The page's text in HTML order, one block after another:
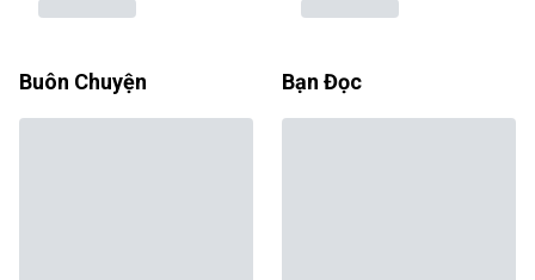
Buôn Chuyện Bạn Đọc